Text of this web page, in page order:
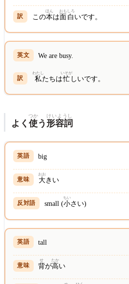
この本
ほん
は面
おも
白
しろ
いです。
We are busy.
私
わたし
たちは忙
いそが
しいです。
よく 使
つか
う 形容詞
けいようし
big
大
おお
きい
small (小
ちい
さい)
tall
背
せ
が高
たか
い